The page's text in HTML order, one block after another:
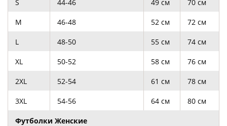
S 44-46 49 см 70 см
M 46-48 52 см 72 см
L 48-50 55 см 74 см
XL 50-52 58 см 76 см
2XL 52-54 61 см 78 см
3XL 54-56 64 см 80 см
Футболки Женские